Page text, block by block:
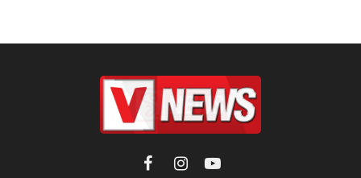
FacebookInstagramYouTube